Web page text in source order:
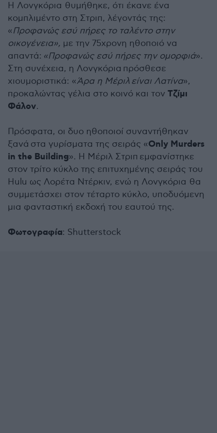
Η Λονγκόρια θυμήθηκε, ότι έκανε ένα
κομπλιμέντο στη Στριπ, λέγοντάς της:
«Προφανώς εσύ πήρες το ταλέντο στην
οικογένεια», με την 75χρονη ηθοποιό να
απαντά: «Προφανώς εσύ πήρες την ομορφιά».
Στη συνέχεια, η Λονγκόρια πρόσθεσε
χιουμοριστικά: «Άρα η Μέριλείναι Λατίνα»,
προκαλώντας γέλια στο κοινό και τον Τζίμι
Φάλον.
Πρόσφατα, οι δυο ηθοποιοί συναντήθηκαν
ξανά στα γυρίσματα της σειράς «Only Murders
in the Building». Η Μέριλ Στριπ εμφανίστηκε
στον τρίτο κύκλο της επιτυχημένης σειράς του
Hulu ως Λορέτα Ντέρκιν, ενώ η Λονγκόρια θα
συμμετάσχει στον τέταρτο κύκλο, υποδυόμενη
μια φανταστική εκδοχή του εαυτού της.
Φωτογραφία: Shutterstock